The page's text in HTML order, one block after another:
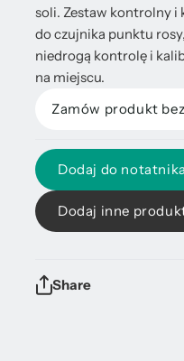
soli. Zestaw kontrolny i
do czujnika punktu
niedrogą kontrolę i
na miejscu.
Zamów produkt
Dodaj do notatnika
Dodaj inne
Share